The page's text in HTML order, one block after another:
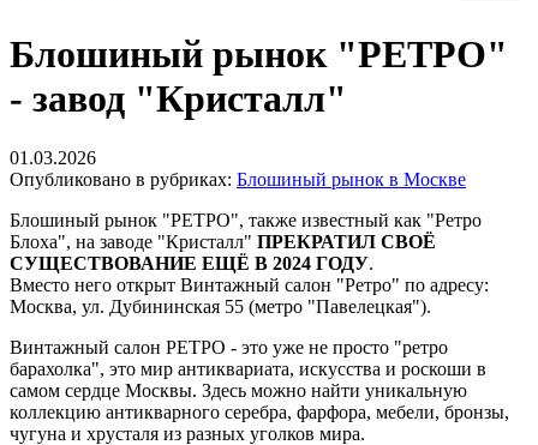
Блошиный рынок "РЕТРО"
- завод "Кристалл"
01.03.2026
Опубликовано в рубриках: Блошиный рынок в Москве
Блошиный рынок "РЕТРО", также известный как "Ретро
Блоха", на заводе "Кристалл" ПРЕКРАТИЛ СВОЁ
СУЩЕСТВОВАНИЕ ЕЩЁ В 2024 ГОДУ.
Вместо него открыт Винтажный салон "Ретро" по адресу:
Москва, ул. Дубининская 55 (метро "Павелецкая").
Винтажный салон РЕТРО - это уже не просто "ретро
барахолка", это мир антиквариата, искусства и роскоши в
самом сердце Москвы. Здесь можно найти уникальную
коллекцию антикварного серебра, фарфора, мебели, бронзы,
чугуна и хрусталя из разных уголков мира.